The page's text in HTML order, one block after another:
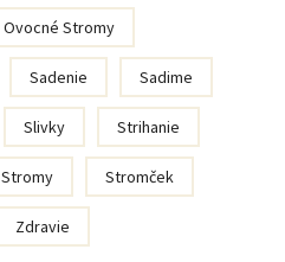
Ovocné Stromy
Sadenie Sadime
Slivky Strihanie
Stromy Stromček
Zdravie